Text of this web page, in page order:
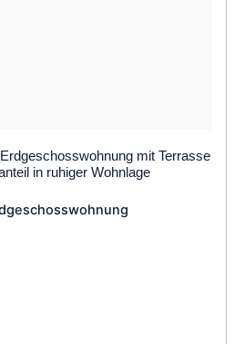
mit Terrasse
in ruhiger Wohnlage